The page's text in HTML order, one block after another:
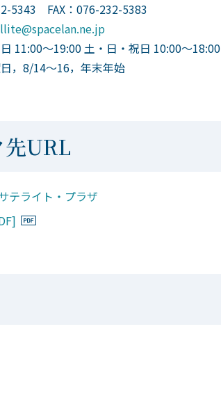
5343 FAX：076-232-5383
11:00～19:00 土・日・祝日 10:00～18:00
，8/14～16，年末年始
先URL
テライト・プラザ